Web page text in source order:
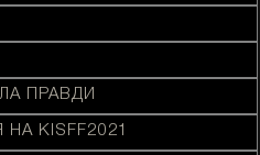
ПРАВДИ
KISFF2021